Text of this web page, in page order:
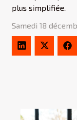
plus simplifiée.
Samedi 18